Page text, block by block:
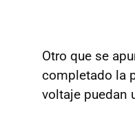
Otro que se
completado la
voltaje puedan